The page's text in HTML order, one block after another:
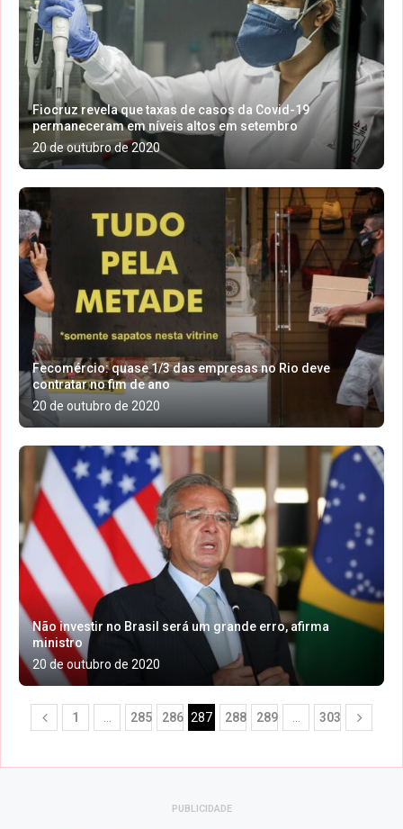
Fiocruz revela que taxas de casos da Covid-19
permaneceram em níveis altos em setembro
20 de outubro de 2020
Fecomércio: quase 1/3 das empresas no Rio deve
contratar no fim de ano
20 de outubro de 2020
Não investir no Brasil será um grande erro, afirma
ministro
20 de outubro de 2020
1 285 286 287 288 289 303
PUBLICIDADE